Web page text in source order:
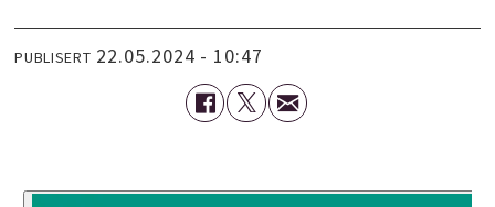
PUBLISERT 22.05.2024 - 10:47